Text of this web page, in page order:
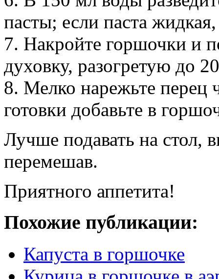
пасты; если паста
7. Накройте горшочки и
духовку, разогретую до
8. Мелко нарежьте перец
готовки добавьте в
Лучше подавать на стол,
перемешав.
Приятного аппетита!
Похожие публикации:
Капуста в горшочке